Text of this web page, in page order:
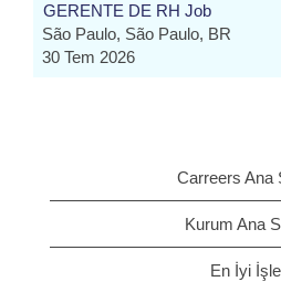
GERENTE DE RH Job
São Paulo, São Paulo, BR
30 Tem 2026
Carreers Ana
Kurum Ana
En İyi